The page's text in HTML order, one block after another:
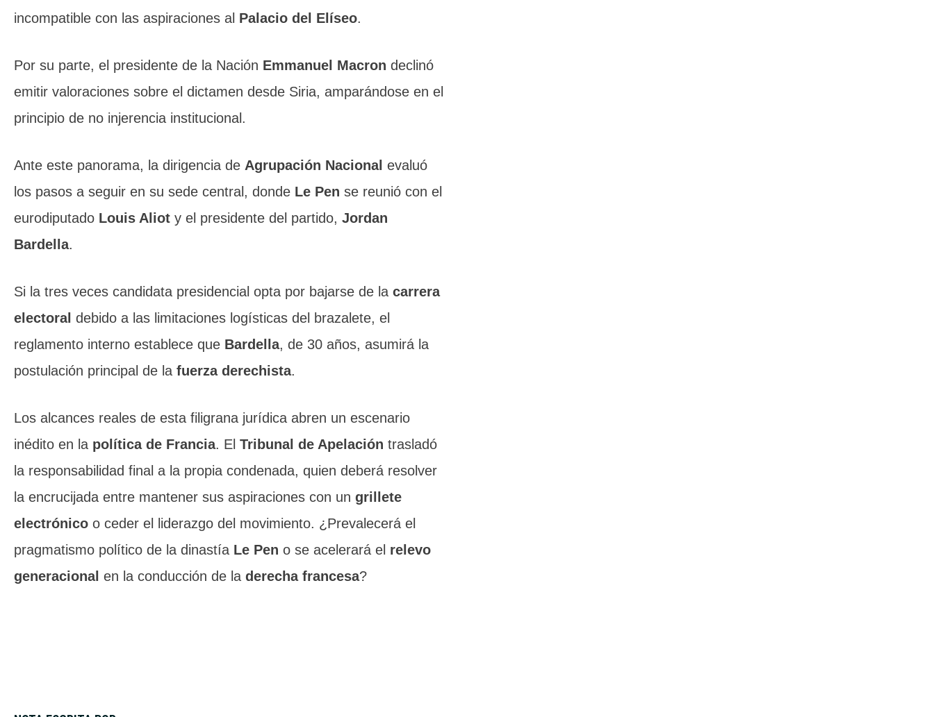
incompatible con las aspiraciones al Palacio del Elíseo.
Por su parte, el presidente de la Nación Emmanuel Macron declinó
emitir valoraciones sobre el dictamen desde Siria, amparándose en el
principio de no injerencia institucional.
Ante este panorama, la dirigencia de Agrupación Nacional evaluó
los pasos a seguir en su sede central, donde Le Pen se reunió con el
eurodiputado Louis Aliot y el presidente del partido, Jordan
Bardella.
Si la tres veces candidata presidencial opta por bajarse de la carrera
electoral debido a las limitaciones logísticas del brazalete, el
reglamento interno establece que Bardella, de 30 años, asumirá la
postulación principal de la fuerza derechista.
Los alcances reales de esta filigrana jurídica abren un escenario
inédito en la política de Francia. El Tribunal de Apelación trasladó
la responsabilidad final a la propia condenada, quien deberá resolver
la encrucijada entre mantener sus aspiraciones con un grillete
electrónico o ceder el liderazgo del movimiento. ¿Prevalecerá el
pragmatismo político de la dinastía Le Pen o se acelerará el relevo
generacional en la conducción de la derecha francesa?